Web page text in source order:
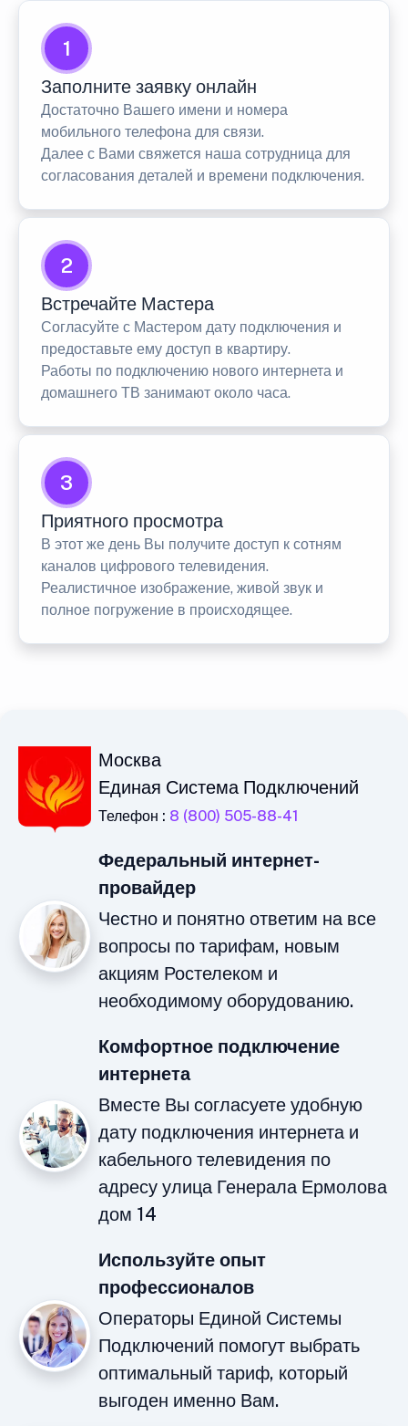
1
Заполните заявку онлайн
Достаточно Вашего имени и номера
мобильного телефона для связи.
Далее с Вами свяжется наша сотрудница для
согласования деталей и времени подключения.
2
Встречайте Мастера
Согласуйте с Мастером дату подключения и
предоставьте ему доступ в квартиру.
Работы по подключению нового интернета и
домашнего ТВ занимают около часа.
3
Приятного просмотра
В этот же день Вы получите доступ к сотням
каналов цифрового телевидения.
Реалистичное изображение, живой звук и
полное погружение в происходящее.
Москва
Единая Система Подключений
Телефон : 8 (800) 505-88-41
Федеральный интернет-
провайдер
Честно и понятно ответим на все
вопросы по тарифам, новым
акциям Ростелеком и
необходимому оборудованию.
Комфортное подключение
интернета
Вместе Вы согласуете удобную
дату подключения интернета и
кабельного телевидения по
адресу улица Генерала Ермолова
дом 14
Используйте опыт
профессионалов
Операторы Единой Системы
Подключений помогут выбрать
оптимальный тариф, который
выгоден именно Вам.